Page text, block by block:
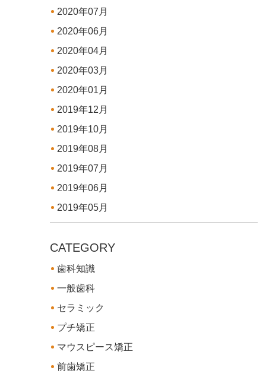
2020年07月
2020年06月
2020年04月
2020年03月
2020年01月
2019年12月
2019年10月
2019年08月
2019年07月
2019年06月
2019年05月
CATEGORY
歯科知識
一般歯科
セラミック
プチ矯正
マウスピース矯正
前歯矯正